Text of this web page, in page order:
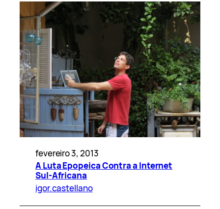
fevereiro 3, 2013
A Luta Epopeica Contra a Internet
Sul-Africana
igor.castellano